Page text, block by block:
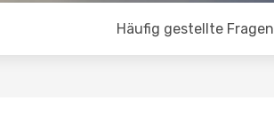
Häufig gestellte Fragen